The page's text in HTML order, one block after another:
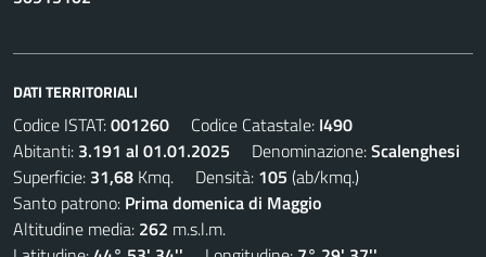
DATI TERRITORIALI
Codice ISTAT:001260 Codice Catastale: I490
Abitanti: 3.191 al 01.01.2025 Denominazione:Scalenghesi
Superficie: 31,68 Kmq. Densità: 105 (ab/kmq.)
Santo patrono: Prima domenica di Maggio
Altitudine media: 262 m.s.l.m.